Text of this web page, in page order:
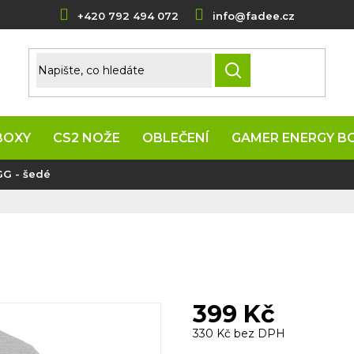
+420 792 494 072 info@fadee.cz
HLEDAT
CS2 NOŽE OBLEČENÍ GAMER ENERGY
- šedé
399 Kč
330 Kč bez DPH